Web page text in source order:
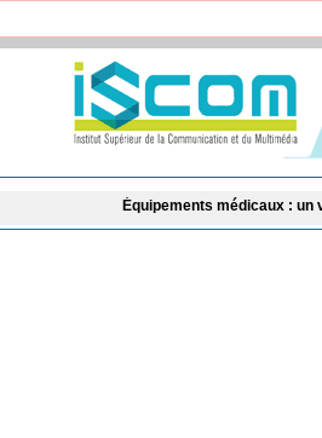
Équipements médicaux : un véhicule de